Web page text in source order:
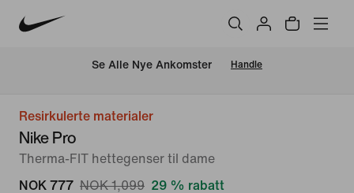
Se Alle Nye Ankomster Handle
Resirkulerte materialer
Nike Pro
Therma-FIT hettegenser til dame
NOK 777 NOK 1,099 29 % rabatt